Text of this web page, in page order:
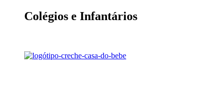
Colégios e Infantários